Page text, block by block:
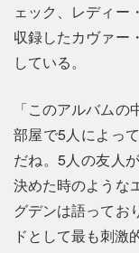
ェック、レディー
収録したカヴァー
している。
「このアルバム
部屋で5人によっ
だね。5人の友人
決めた時のような
グデンは語ってお
ドとして最も刺激